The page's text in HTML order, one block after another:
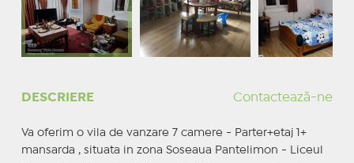
DESCRIERE Contactează-ne
Va oferim o vila de vanzare 7 camere - Parter+etaj 1+
mansarda , situata in zona Soseaua Pantelimon - Liceul